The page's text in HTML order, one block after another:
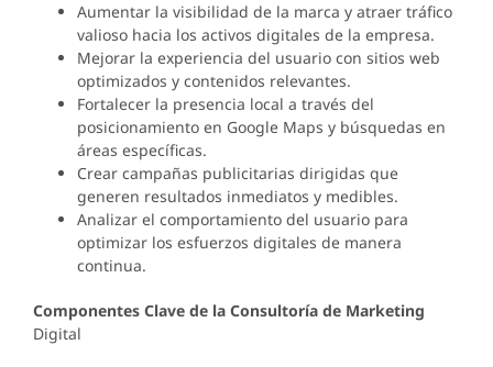
Aumentar la visibilidad de la marca y atraer tráfico
valioso hacia los activos digitales de la empresa.
Mejorar la experiencia del usuario con sitios web
optimizados y contenidos relevantes.
Fortalecer la presencia local a través del
posicionamiento en Google Maps y búsquedas en
áreas específicas.
Crear campañas publicitarias dirigidas que
generen resultados inmediatos y medibles.
Analizar el comportamiento del usuario para
optimizar los esfuerzos digitales de manera
continua.
Componentes Clave de la Consultoría de Marketing
Digital